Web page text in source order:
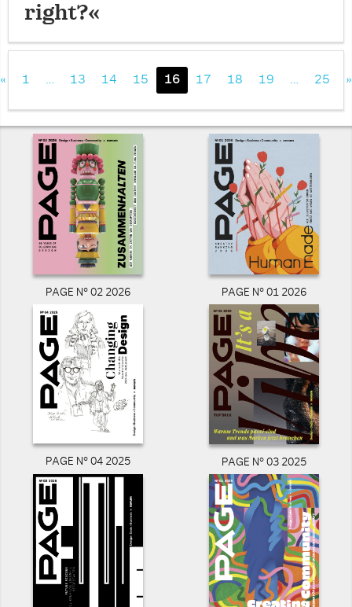
right?«
« 1 … 13 14 15 16 17 18 19 … 25 »
PAGE N° 02 2026 PAGE N° 01 2026
PAGE N° 04 2025 PAGE N° 03 2025